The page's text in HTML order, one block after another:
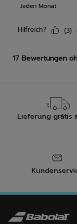
Lieferung grátis